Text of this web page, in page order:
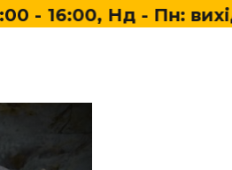
16:00, Нд - Пн: вихідні